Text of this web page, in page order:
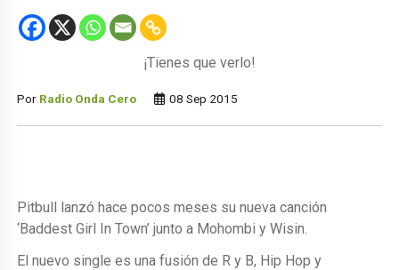
¡Tienes que verlo!
Por Radio Onda Cero 08 Sep 2015
Pitbull lanzó hace pocos meses su nueva canción
‘Baddest Girl In Town’ junto a Mohombi y Wisin.
El nuevo single es una fusión de R y B, Hip Hop y